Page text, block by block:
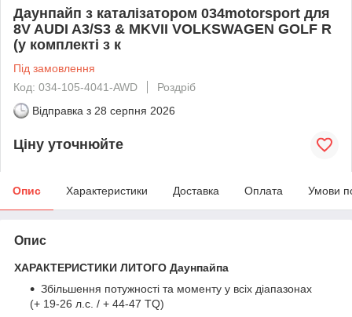
Даунпайп з каталізатором 034motorsport для
8V AUDI A3/S3 & MKVII VOLKSWAGEN GOLF R
(у комплекті з к
Під замовлення
Код: 034-105-4041-AWD
Роздріб
Відправка з 28 серпня 2026
Ціну уточнюйте
Опис Характеристики Доставка Оплата Умови
Опис
ХАРАКТЕРИСТИКИ ЛИТОГО Даунпайпа
Збільшення потужності та моменту у всіх діапазонах
(+ 19-26 л.с. / + 44-47 TQ)